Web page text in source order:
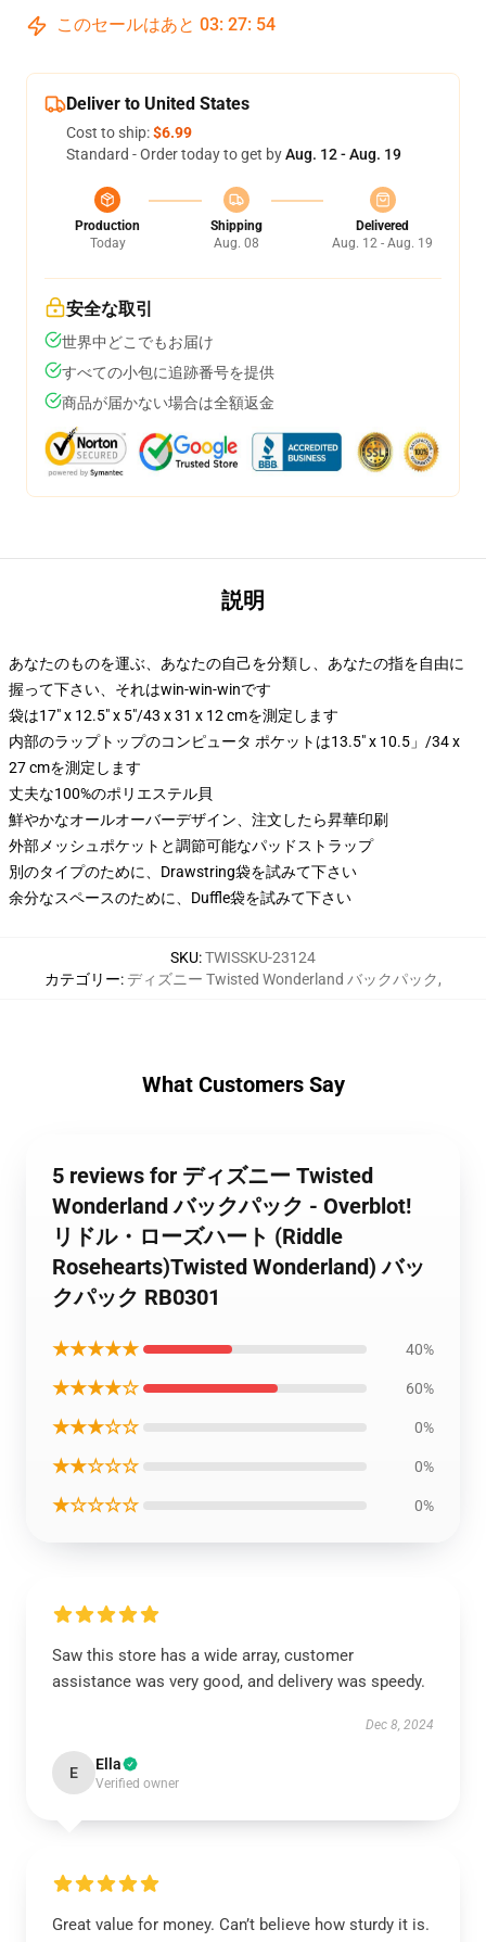
このセールはあと 03: 27: 54
Deliver to United States
Cost to ship:$6.99
Standard - Order today to get byAug. 12 - Aug. 19
Production
Today
Shipping
Aug. 08
Delivered
Aug. 12 - Aug. 19
安全な取引
世界中どこでもお届け
すべての小包に追跡番号を提供
商品が届かない場合は全額返金
説明
あなたのものを運ぶ、あなたの自己を分類し、あなたの指を自由に
握って下さい、それはwin-win-winです
袋は17" x 12.5" x 5"/43 x 31 x 12 cmを測定します
内部のラップトップのコンピュータ ポケットは13.5" x 10.5」/34 x
27 cmを測定します
丈夫な100%のポリエステル貝
鮮やかなオールオーバーデザイン、注文したら昇華印刷
外部メッシュポケットと調節可能なパッドストラップ
別のタイプのために、Drawstring袋を試みて下さい
余分なスペースのために、Duffle袋を試みて下さい
SKU:TWISSKU-23124
カテゴリー:ディズニー Twisted Wonderland バックパック,
What Customers Say
5 reviews for ディズニー Twisted
Wonderland バックパック - Overblot!
リドル・ローズハート (Riddle
Rosehearts)Twisted Wonderland) バッ
クパック RB0301
★★★★★ 40%
★★★★☆ 60%
★★★☆☆ 0%
★★☆☆☆ 0%
★☆☆☆☆ 0%
Saw this store has a wide array, customer
assistance was very good, and delivery was speedy.
Dec 8, 2024
E Ella
Verified owner
Great value for money. Can’t believe how sturdy it is.